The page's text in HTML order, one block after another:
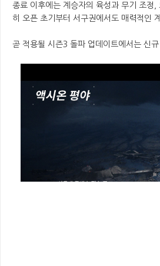
종료 이후에는 계승자의 육성과 무기 조정
히 오픈 초기부터 서구권에서도 매력적인
곧 적용될 시즌3 돌파 업데이트에서는 신